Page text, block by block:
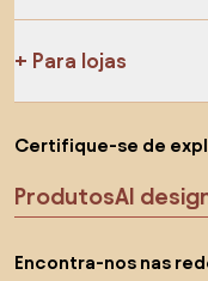
Para lojas
Certifique-se de
ProdutosAI
Encontra-nos nas